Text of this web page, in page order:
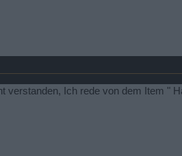
verstanden, Ich rede von dem Item "